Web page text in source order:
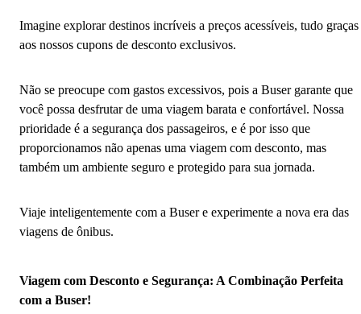
Imagine explorar destinos incríveis a preços acessíveis, tudo graças
aos nossos cupons de desconto exclusivos.
Não se preocupe com gastos excessivos, pois a Buser garante que
você possa desfrutar de uma viagem barata e confortável. Nossa
prioridade é a segurança dos passageiros, e é por isso que
proporcionamos não apenas uma viagem com desconto, mas
também um ambiente seguro e protegido para sua jornada.
Viaje inteligentemente com a Buser e experimente a nova era das
viagens de ônibus.
Viagem com Desconto e Segurança: A Combinação Perfeita
com a Buser!